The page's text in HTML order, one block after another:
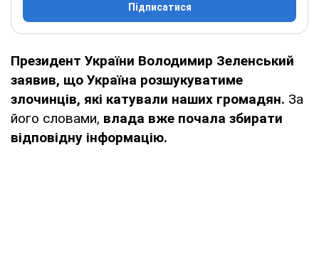
Підписатися
Президент України Володимир Зеленський
заявив, що Україна розшукуватиме
злочинців, які катували наших громадян. За
його словами, влада вже почала збирати
відповідну інформацію.